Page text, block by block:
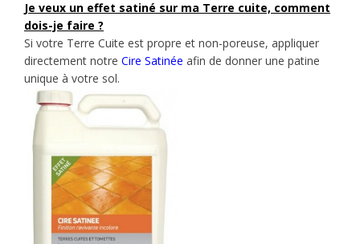
Je veux un effet satiné sur ma Terre cuite, comment
dois-je faire ?
Si votre Terre Cuite est propre et non-poreuse, appliquer
directement notre Cire Satinée afin de donner une patine
unique à votre sol.